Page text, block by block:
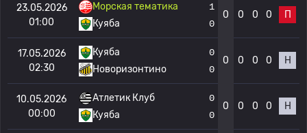
23.05.2026
01:00
Морская тематика
Куяба
1
0
0 0 0 0 П
17.05.2026
02:30
Куяба
Новоризонтино
0
0
0 0 0 0 Н
10.05.2026
00:00
Атлетик Клуб
Куяба
0
0
0 0 0 0 Н